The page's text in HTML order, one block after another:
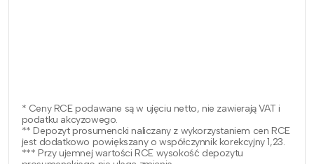
* Ceny RCE podawane są w ujęciu netto, nie zawierają VAT i
podatku akcyzowego.
** Depozyt prosumencki naliczany z wykorzystaniem cen RCE
jest dodatkowo powiększany o współczynnik korekcyjny 1,23.
*** Przy ujemnej wartości RCE wysokość depozytu